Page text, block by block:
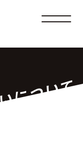
メニ
について